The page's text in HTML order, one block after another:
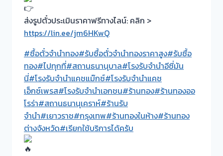
ส่งรูปตั๋วประเมินราคาฟรีทางไลน์: คลิก >
https://lin.ee/jm6HKwQ
#ซื้อตั๋วจำนำทอง#รับซื้อตั๋วจำนำทองราคาสูง#รับซื้อ
ทอง#ไปทุกที่#สถานธนานุบาล#โรงรับจำนำอีซี่มัน
นี่#โรงรับจำนำแคชแม๊กซ์#โรงรับจำนำแคช
เอ็กซ์เพรส#โรงรับจำนำเอกชน#ร้านทอง#ร้านทองออ
โรร่า#สถานธนานุเคราห์#ร้านรับ
จำนำ#เยาวราช#กรุงเทพ#ร้านทองในห้าง#ร้านทอง
ต่างจังหวัด#เรียกใช้บริการได้ครับ